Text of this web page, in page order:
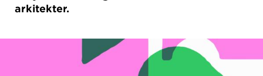
arkitekter.